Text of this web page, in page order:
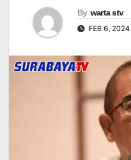
By warta stv
FEB 6, 2024